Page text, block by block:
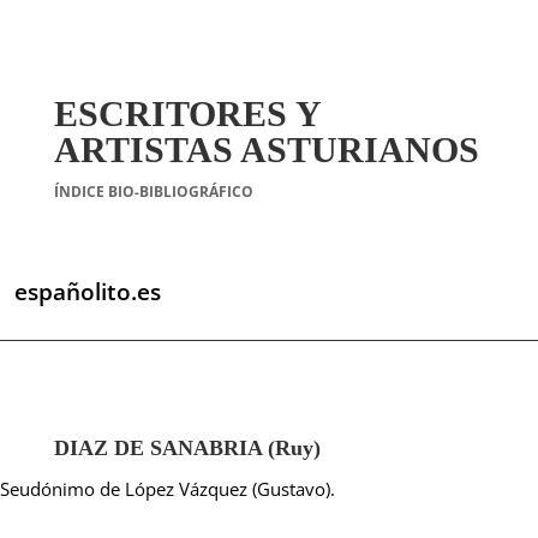
ESCRITORES Y
ARTISTAS ASTURIANOS
ÍNDICE BIO-BIBLIOGRÁFICO
españolito.es
DIAZ DE SANABRIA (Ruy)
Seudónimo de López Vázquez (Gustavo).